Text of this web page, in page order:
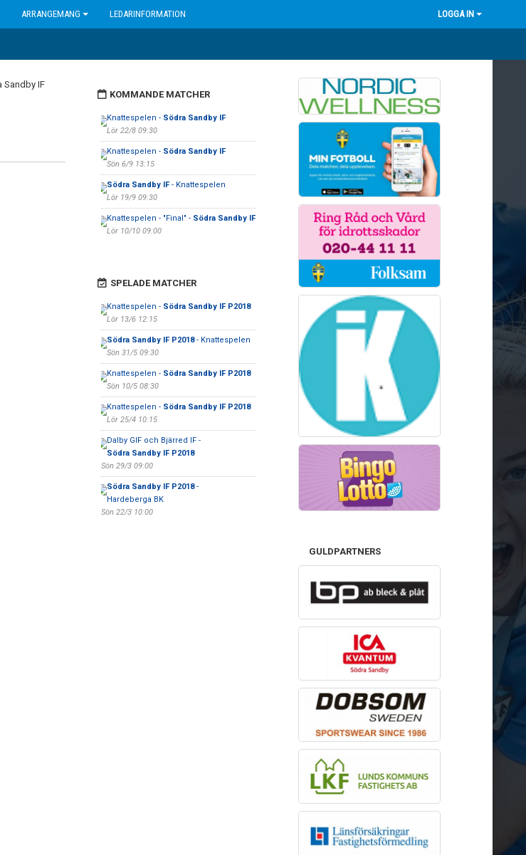
ARRANGEMANG LEDARINFORMATION LOGGA IN
KOMMANDE MATCHER
Knattespelen - Södra Sandby IF
Lör 22/8 09:30
Knattespelen - Södra Sandby IF
Sön 6/9 13:15
Södra Sandby IF- Knattespelen
Lör 19/9 09:30
Knattespelen - "Final" - Södra Sandby IF
Lör 10/10 09:00
SPELADE MATCHER
Knattespelen - Södra Sandby IF P2018
Lör 13/6 12:15
Södra Sandby IF P2018- Knattespelen
Sön 31/5 09:30
Knattespelen - Södra Sandby IF P2018
Sön 10/5 08:30
Knattespelen - Södra Sandby IF P2018
Lör 25/4 10:15
Dalby GIF och Bjärred IF -
Södra Sandby IF P2018
Sön 29/3 09:00
Södra Sandby IF P2018-
Hardeberga BK
Sön 22/3 10:00
GULDPARTNERS